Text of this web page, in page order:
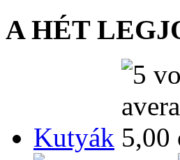
A HÉT
Kutyák